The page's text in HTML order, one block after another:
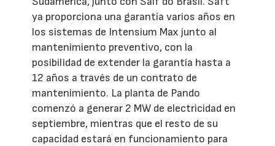
ya proporciona una garantía varios años en
los sistemas de Intensium Max junto al
mantenimiento preventivo, con la
posibilidad de extender la garantía hasta a
12 años a través de un contrato de
mantenimiento. La planta de Pando
comenzó a generar 2 MW de electricidad en
septiembre, mientras que el resto de su
capacidad estará en funcionamiento para